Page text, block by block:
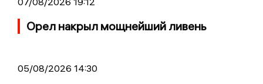
Орел накрыл мощнейший ливень
05/08/2026 14:30